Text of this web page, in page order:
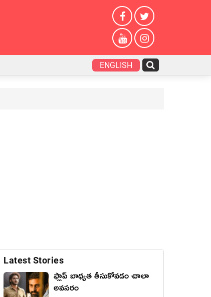
ENGLISH
Latest Stories
ఫ్లాప్ బాధ్యత తీసుకోవడం చాలా
అవసరం